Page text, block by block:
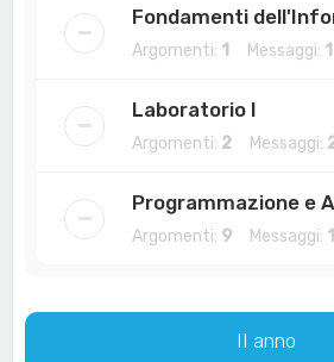
Fondamenti
Argomenti: 1 Messaggi: 1
Laboratorio I
Argomenti: 2 Messaggi:
Programmazione e
Argomenti: 9 Messaggi:
II anno